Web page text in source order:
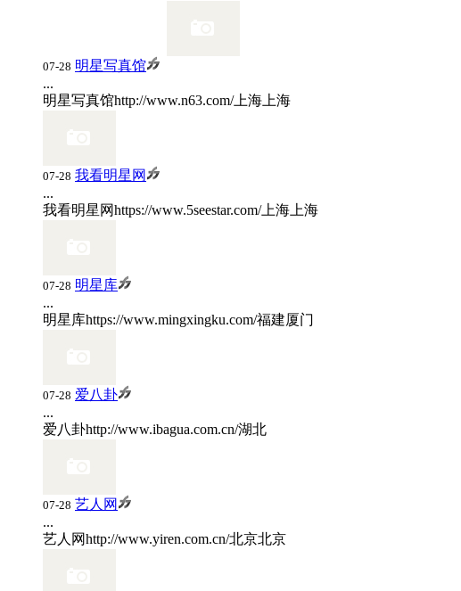
07-28 明星写真馆
...
明星写真馆http://www.n63.com/上海上海
07-28 我看明星网
...
我看明星网https://www.5seestar.com/上海上海
07-28 明星库
...
明星库https://www.mingxingku.com/福建厦门
07-28 爱八卦
...
爱八卦http://www.ibagua.com.cn/湖北
07-28 艺人网
...
艺人网http://www.yiren.com.cn/北京北京